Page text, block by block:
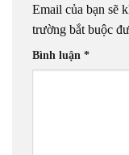
Email của bạn sẽ
trường bắt buộc
Bình luận *